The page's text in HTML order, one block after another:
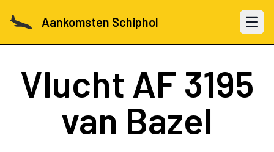
Aankomsten Schiphol Open
Vlucht AF 3195
van Bazel